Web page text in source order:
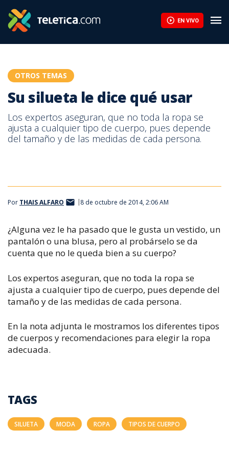
EN VIVO
OTROS TEMAS
Su silueta le dice qué usar
Los expertos aseguran, que no toda la ropa se
ajusta a cualquier tipo de cuerpo, pues depende
del tamaño y de las medidas de cada persona.
Por THAIS ALFARO 8 de octubre de 2014, 2:06 AM
¿Alguna vez le ha pasado que le gusta un vestido, un
pantalón o una blusa, pero al probárselo se da
cuenta que no le queda bien a su cuerpo?
Los expertos aseguran, que no toda la ropa se
ajusta a cualquier tipo de cuerpo, pues depende del
tamaño y de las medidas de cada persona.
En la nota adjunta le mostramos los diferentes tipos
de cuerpos y recomendaciones para elegir la ropa
adecuada.
TAGS
SILUETA MODA ROPA TIPOS DE CUERPO